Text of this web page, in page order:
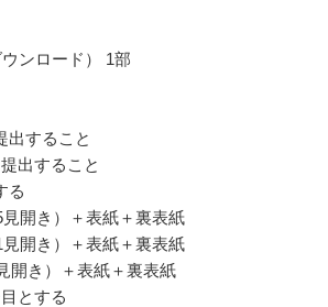
ンロード） 1部
出すること
出すること
る
見開き）＋表紙＋裏表紙
見開き）＋表紙＋裏表紙
開き）＋表紙＋裏表紙
とする